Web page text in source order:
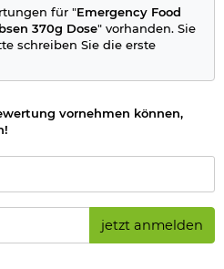
für "Emergency Food
370g Dose" vorhanden. Sie
schreiben Sie die erste
vornehmen können,
jetzt anmelden